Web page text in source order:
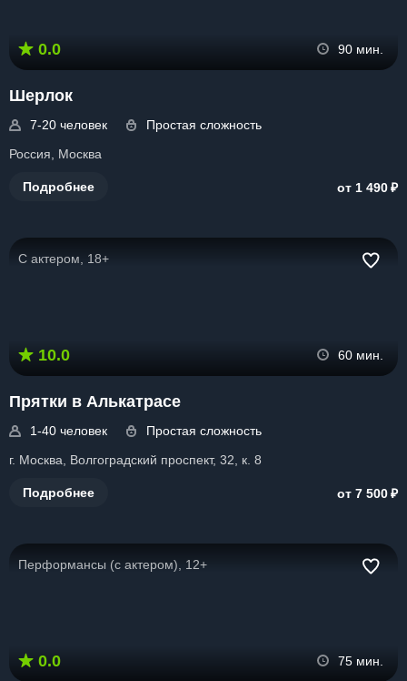
0.0 90 мин.
Шерлок
7-20 человек
Простая сложность
Россия, Москва
Подробнее от 1 490₽
С актером, 18+
10.0 60 мин.
Прятки в Алькатрасе
1-40 человек
Простая сложность
г. Москва, Волгоградский проспект, 32, к. 8
Подробнее от 7 500₽
Перформансы (с актером), 12+
0.0 75 мин.